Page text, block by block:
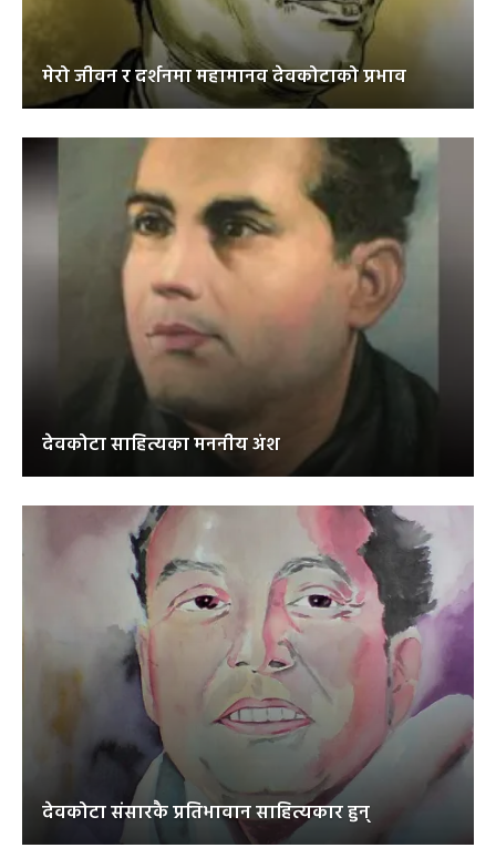
मेरो जीवन र दर्शनमा महामानव देवकोटाको प्रभाव
देवकोटा साहित्यका मननीय अंश
देवकोटा संसारकै प्रतिभावान साहित्यकार हुन्